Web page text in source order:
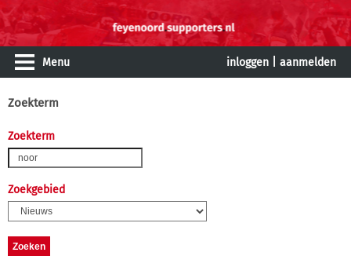
Menu inloggen aanmelden
Zoekterm
Zoekterm
Zoekgebied